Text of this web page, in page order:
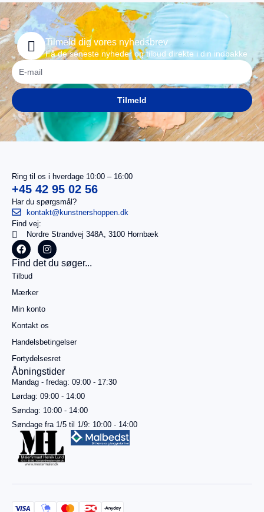
I
alt
0,00kr.
Køb for
499,00kr.
mere for
gratis
betaling
kurv
Tilmeld dig vores nyhedsbrev
Få de seneste nyheder og tilbud direkte i din indbakke
Tilmeld
Ring til os i hverdage 10:00 – 16:00
+45 42 95 02 56
Har du spørgsmål?
kontakt@kunstnershoppen.dk
Find vej:
Nordre Strandvej 348A, 3100 Hornbæk
Find det du søger...
Tilbud
Mærker
Min konto
Kontakt os
Handelsbetingelser
Fortydelsesret
Åbningstider
Mandag - fredag: 09:00 - 17:30
Lørdag: 09:00 - 14:00
Søndag: 10:00 - 14:00
Søndage fra 1/5 til 1/9: 10:00 - 14:00